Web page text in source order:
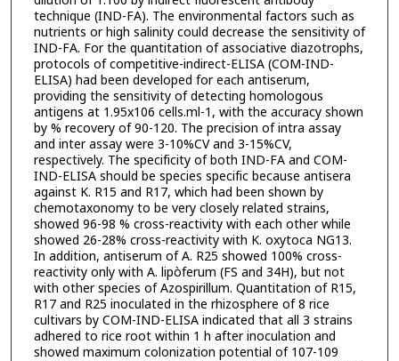
technique (IND-FA). The environmental factors such as
nutrients or high salinity could decrease the sensitivity of
IND-FA. For the quantitation of associative diazotrophs,
protocols of competitive-indirect-ELISA (COM-IND-
ELISA) had been developed for each antiserum,
providing the sensitivity of detecting homologous
antigens at 1.95x106 cells.ml-1, with the accuracy shown
by % recovery of 90-120. The precision of intra assay
and inter assay were 3-10%CV and 3-15%CV,
respectively. The specificity of both IND-FA and COM-
IND-ELISA should be species specific because antisera
against K. R15 and R17, which had been shown by
chemotaxonomy to be very closely related strains,
showed 96-98 % cross-reactivity with each other while
showed 26-28% cross-reactivity with K. oxytoca NG13.
In addition, antiserum of A. R25 showed 100% cross-
reactivity only with A. lipòferum (FS and 34H), but not
with other species of Azospirillum. Quantitation of R15,
R17 and R25 inoculated in the rhizosphere of 8 rice
cultivars by COM-IND-ELISA indicated that all 3 strains
adhered to rice root within 1 h after inoculation and
showed maximum colonization potential of 107-109